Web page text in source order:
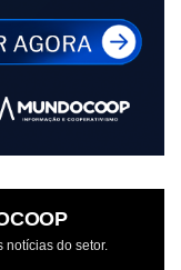
notícias do setor.